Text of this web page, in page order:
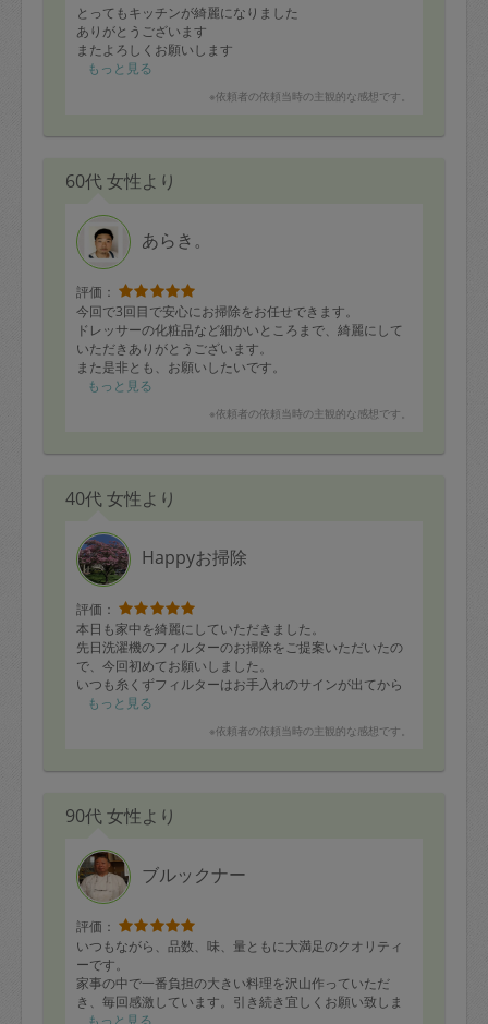
とってもキッチンが綺麗になりました
ありがとうございます
またよろしくお願いします
もっと見る
※依頼者の依頼当時の主観的な感想です。
60代 女性より
あらき。
評価：
今回で3回目で安心にお掃除をお任せできます。
ドレッサーの化粧品など細かいところまで、綺麗にして
いただきありがとうございます。
また是非とも、お願いしたいです。
もっと見る
※依頼者の依頼当時の主観的な感想です。
40代 女性より
Happyお掃除
評価：
本日も家中を綺麗にしていただきました。
先日洗濯機のフィルターのお掃除をご提案いただいたの
で、今回初めてお願いしました。
いつも糸くずフィルターはお手入れのサインが出てから
掃除するのですが、その時点で汚れが取れにくくなって
今回はフィルターが新品のように綺麗になっており、大
と思います。
もっと見る
※依頼者の依頼当時の主観的な感想です。
90代 女性より
ブルックナー
評価：
いつもながら、品数、味、量ともに大満足のクオリティ
ーです。
家事の中で一番負担の大きい料理を沢山作っていただ
き、毎回感激しています。引き続き宜しくお願い致しま
す。もっと見る